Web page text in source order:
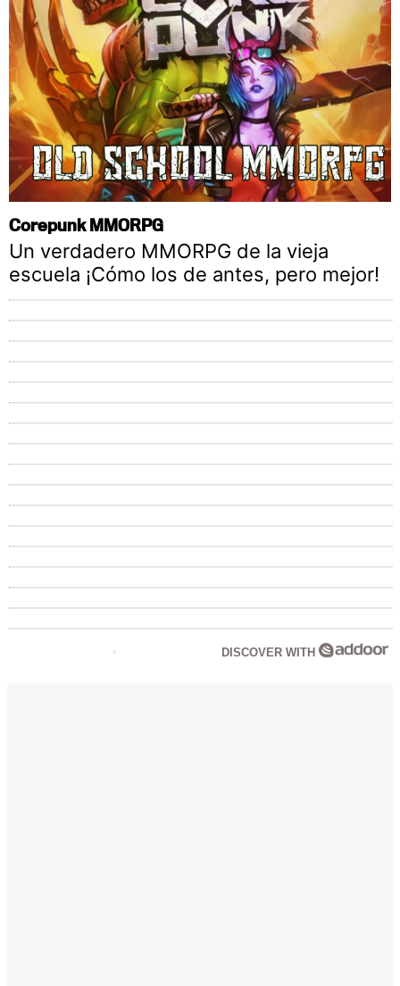
Corepunk MMORPG
Un verdadero MMORPG de la vieja
escuela ¡Cómo los de antes, pero mejor!
DISCOVER WITH